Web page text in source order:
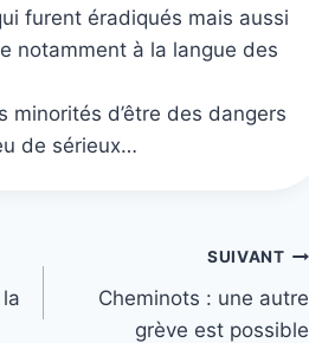
furent éradiqués mais aussi
notamment à la langue des
minorités d’être des dangers
de sérieux…
SUIVANT
Cheminots : une autre
grève est possible